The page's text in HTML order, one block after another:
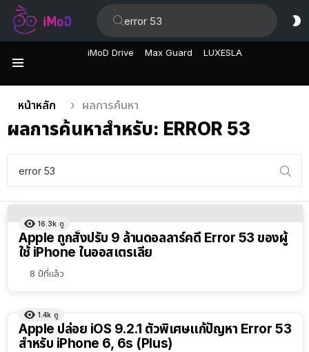
iMoD Drive Max Guard LUXESLA
คุณอยู่ที่นี่:
หน้าหลัก ผลการค้นหา
ผลการค้นหาสำหรับ: ERROR 53
16.3k ดู
Apple ถูกสั่งปรับ 9 ล้านดอลลาร์คดี Error 53 ของผู้
ใช้ iPhone ในออสเตรเลีย
8 ปีที่แล้ว
1.4k ดู
Apple ปล่อย iOS 9.2.1 ตัวพิเศษแก้ปัญหา Error 53
สำหรับ iPhone 6, 6s (Plus)